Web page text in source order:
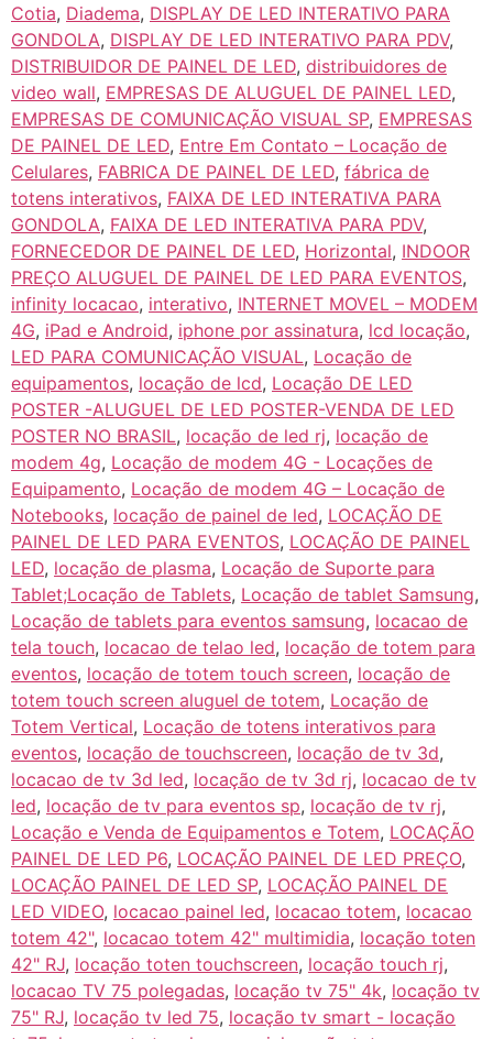
Cotia, Diadema, DISPLAY DE LED INTERATIVO PARA
GONDOLA, DISPLAY DE LED INTERATIVO PARA PDV,
DISTRIBUIDOR DE PAINEL DE LED, distribuidores de
video wall, EMPRESAS DE ALUGUEL DE PAINEL LED,
EMPRESAS DE COMUNICAÇÃO VISUAL SP, EMPRESAS
DE PAINEL DE LED, Entre Em Contato – Locação de
Celulares, FABRICA DE PAINEL DE LED, fábrica de
totens interativos, FAIXA DE LED INTERATIVA PARA
GONDOLA, FAIXA DE LED INTERATIVA PARA PDV,
FORNECEDOR DE PAINEL DE LED, Horizontal, INDOOR
PREÇO ALUGUEL DE PAINEL DE LED PARA EVENTOS,
infinity locacao, interativo, INTERNET MOVEL – MODEM
4G, iPad e Android, iphone por assinatura, lcd locação,
LED PARA COMUNICAÇÃO VISUAL, Locação de
equipamentos, locação de lcd, Locação DE LED
POSTER -ALUGUEL DE LED POSTER-VENDA DE LED
POSTER NO BRASIL, locação de led rj, locação de
modem 4g, Locação de modem 4G - Locações de
Equipamento, Locação de modem 4G – Locação de
Notebooks, locação de painel de led, LOCAÇÃO DE
PAINEL DE LED PARA EVENTOS, LOCAÇÃO DE PAINEL
LED, locação de plasma, Locação de Suporte para
Tablet;Locação de Tablets, Locação de tablet Samsung,
Locação de tablets para eventos samsung, locacao de
tela touch, locacao de telao led, locação de totem para
eventos, locação de totem touch screen, locação de
totem touch screen aluguel de totem, Locação de
Totem Vertical, Locação de totens interativos para
eventos, locação de touchscreen, locação de tv 3d,
locacao de tv 3d led, locação de tv 3d rj, locacao de tv
led, locação de tv para eventos sp, locação de tv rj,
Locação e Venda de Equipamentos e Totem, LOCAÇÃO
PAINEL DE LED P6, LOCAÇÃO PAINEL DE LED PREÇO,
LOCAÇÃO PAINEL DE LED SP, LOCAÇÃO PAINEL DE
LED VIDEO, locacao painel led, locacao totem, locacao
totem 42", locacao totem 42" multimidia, locação toten
42" RJ, locação toten touchscreen, locação touch rj,
locacao TV 75 polegadas, locação tv 75" 4k, locação tv
75" RJ, locação tv led 75, locação tv smart - locação